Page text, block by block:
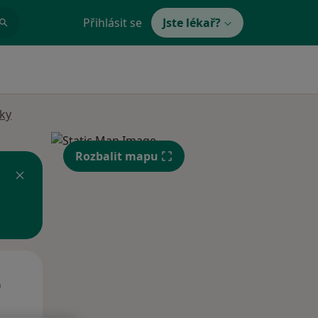
Přihlásit se Jste lékař?
Rozbalit mapu